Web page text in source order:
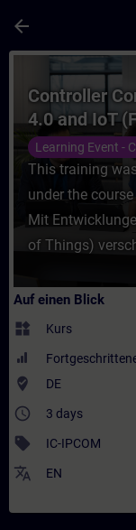
arrow_back
Kurs -
Controller
4.0 and IoT
Learning Event -
This training
under the
Mit
of Things)
Auf einen Blick
widgets Kurs
where_to_vote DE
access_time 3 days
sell IC-IPCOM
translate EN